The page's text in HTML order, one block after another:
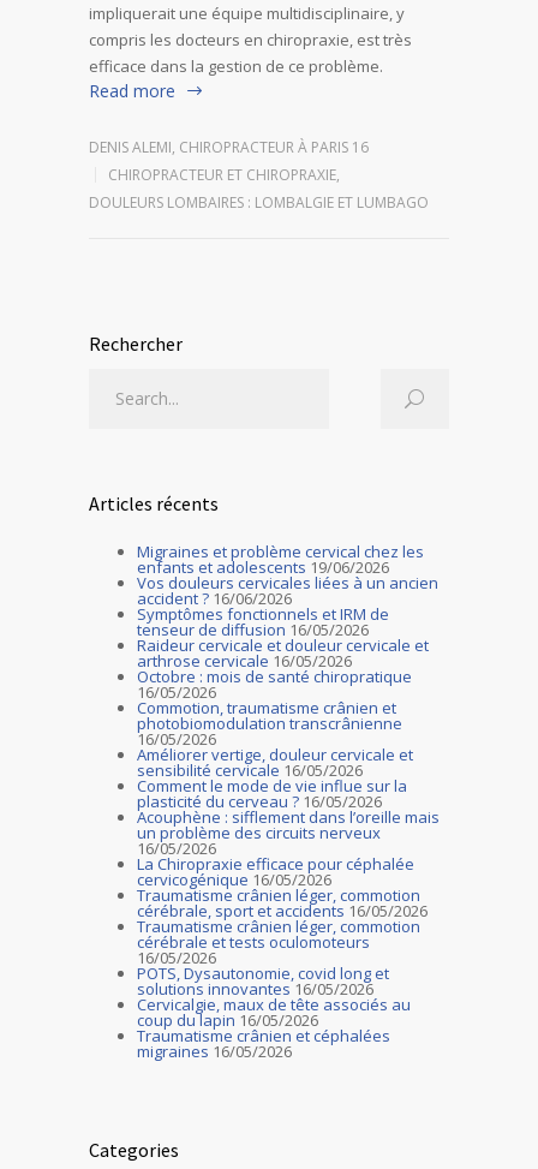
impliquerait une équipe multidisciplinaire, y
compris les docteurs en chiropraxie, est très
efficace dans la gestion de ce problème.
Read more
DENIS ALEMI, CHIROPRACTEUR À PARIS 16
CHIROPRACTEUR ET CHIROPRAXIE,
DOULEURS LOMBAIRES : LOMBALGIE ET LUMBAGO
Rechercher
Articles récents
Migraines et problème cervical chez les
enfants et adolescents 19/06/2026
Vos douleurs cervicales liées à un ancien
accident ? 16/06/2026
Symptômes fonctionnels et IRM de
tenseur de diffusion 16/05/2026
Raideur cervicale et douleur cervicale et
arthrose cervicale 16/05/2026
Octobre : mois de santé chiropratique
16/05/2026
Commotion, traumatisme crânien et
photobiomodulation transcrânienne
16/05/2026
Améliorer vertige, douleur cervicale et
sensibilité cervicale 16/05/2026
Comment le mode de vie influe sur la
plasticité du cerveau ? 16/05/2026
Acouphène : sifflement dans l’oreille mais
un problème des circuits nerveux
16/05/2026
La Chiropraxie efficace pour céphalée
cervicogénique 16/05/2026
Traumatisme crânien léger, commotion
cérébrale, sport et accidents 16/05/2026
Traumatisme crânien léger, commotion
cérébrale et tests oculomoteurs
16/05/2026
POTS, Dysautonomie, covid long et
solutions innovantes 16/05/2026
Cervicalgie, maux de tête associés au
coup du lapin 16/05/2026
Traumatisme crânien et céphalées
migraines 16/05/2026
Categories